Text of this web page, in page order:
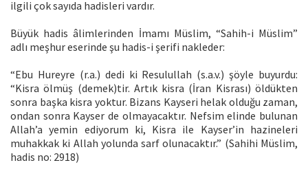
ilgili çok sayıda hadisleri vardır.
Büyük hadis âlimlerinden İmamı Müslim, “Sahih-i Müslim”
adlı meşhur eserinde şu hadis-i şerifi nakleder:
“Ebu Hureyre (r.a.) dedi ki Resulullah (s.a.v.) şöyle buyurdu:
“Kisra ölmüş (demek)tir. Artık kisra (İran Kisrası) öldükten
sonra başka kisra yoktur. Bizans Kayseri helak olduğu zaman,
ondan sonra Kayser de olmayacaktır. Nefsim elinde bulunan
Allah’a yemin ediyorum ki, Kisra ile Kayser’in hazineleri
muhakkak ki Allah yolunda sarf olunacaktır.” (Sahihi Müslim,
hadis no: 2918)